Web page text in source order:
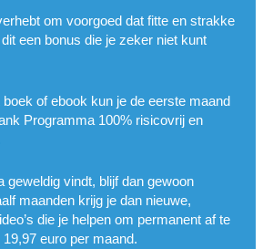
om voorgoed dat fitte en strakke
een bonus die je zeker niet kunt
of ebook kun je de eerste maand
Programma 100% risicovrij en
geweldig vindt, blijf dan gewoon
maanden krijg je dan nieuwe,
die je helpen om permanent af te
euro per maand.